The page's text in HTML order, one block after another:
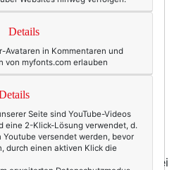
glänzendes Haar, gute Figur
wünscht sich das nicht!
Gesellschaft schon
geworden. Zu einem
den wir an uns selbst und
wissen wir, dass
bei weitem nicht. Und
danach, die einen mehr,
sich jemand ganz davon frei
Details
Avataren in Kommentaren und
von myfonts.com erlauben
Seite sind YouTube-Videos
eine 2-Klick-Lösung verwendet, d.
Youtube versendet werden, bevor
durch einen aktiven Klick die